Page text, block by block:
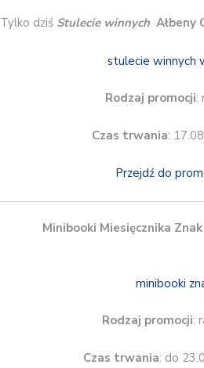
Tylko dziśStulecie winnych Ałbeny
Rodzaj promocji:
Czas trwania:
Przejdź do
Minibooki Miesięcznika Znak
Rodzaj promocji:
Czas trwania: do